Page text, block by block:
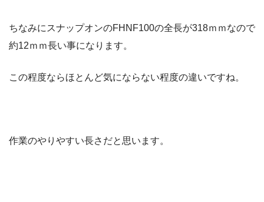
ちなみにスナップオンのFHNF100の全長が318ｍｍなので
約12ｍｍ長い事になります。
この程度ならほとんど気にならない程度の違いですね。
作業のやりやすい長さだと思います。